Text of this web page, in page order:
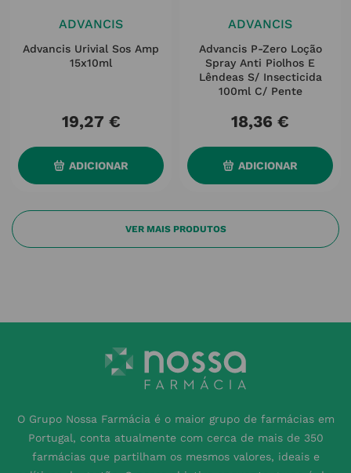
ADVANCIS
Advancis Urivial Sos Amp
15x10ml
19,27 €
ADICIONAR
ADVANCIS
Advancis P-Zero Loção
Spray Anti Piolhos E
Lêndeas S/ Insecticida
100ml C/ Pente
18,36 €
ADICIONAR
O Grupo Nossa Farmácia é o maior grupo de farmácias em
Portugal, conta atualmente com cerca de mais de 350
farmácias que partilham os mesmos valores, ideais e